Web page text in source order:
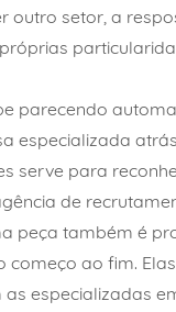
outro setor, a
parecendo
especializada
serve para
de
peça também é
começo ao fim.
as especializadas